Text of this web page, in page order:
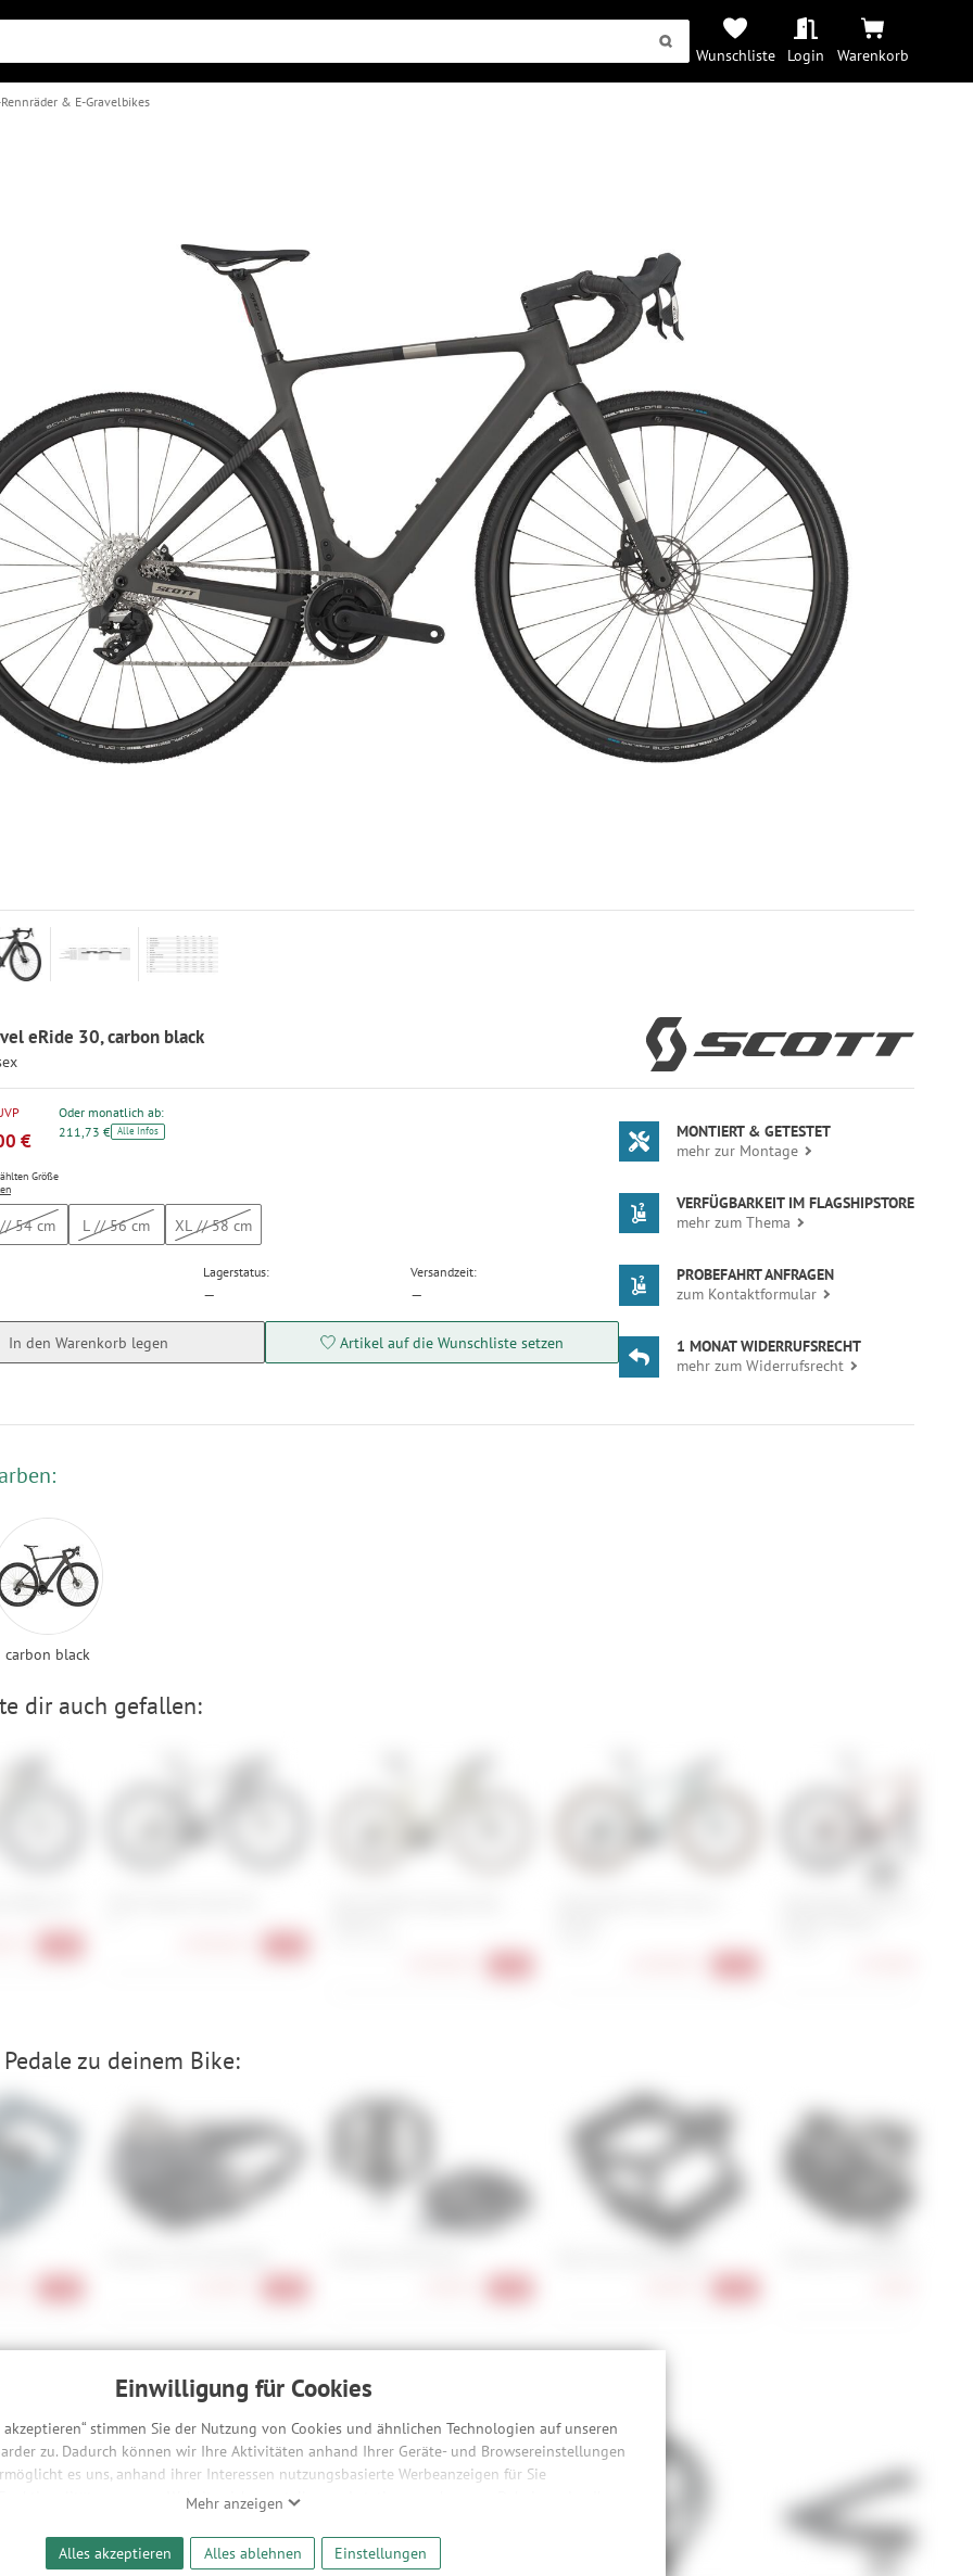
Wunschliste Login Warenkorb
Einwilligung für Cookies
stimmen Sie der Nutzung von Cookies und ähnlichen Technologien auf unseren
zu. Dadurch können wir Ihre Aktivitäten anhand Ihrer Geräte- und Browsereinstellungen
es uns, anhand ihrer Interessen nutzungsbasierte Werbeanzeigen für Sie
unserer Website sicherzustellen und stetig zu verbessern. Dabei werden Ihre
und Werbepartner weitergegeben. Die Verarbeitung erfolgt ausschließlich zum Zwecke
Inhalten und der Durchführung von statistischer Analyse, Reichweitenmessungen,
und nutzungsbasierter Werbung. Informationen zu den einzelnen Funktionen, den
Mehr anzeigen
Alles akzeptieren Alles ablehnen Einstellungen
Rennräder & E-Gravelbikes
eRide 30, carbon black
€
Größe
Oder monatlich ab:
211,73 € Alle Infos
54 cm L // 56 cm XL // 58 cm
Lagerstatus:
—
Versandzeit:
—
In den Warenkorb legen Artikel auf die Wunschliste setzen
MONTIERT & GETESTET
mehr zur Montage
VERFÜGBARKEIT IM FLAGSHIPSTORE
mehr zum Thema
PROBEFAHRT ANFRAGEN
zum Kontaktformular
1 MONAT WIDERRUFSRECHT
mehr zum Widerrufsrecht
carbon black
dir auch gefallen:
zu deinem Bike:
dir wichtig ist – mit dem passenden Schloss: